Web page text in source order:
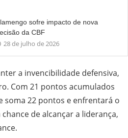
sofre impacto de nova
da CBF
28 de julho de 2026
a invencibilidade defensiva,
Com 21 pontos acumulados
soma 22 pontos e enfrentará o
de alcançar a liderança,